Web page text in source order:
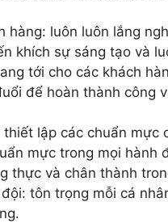
hàng: luôn luôn lắng
khích sự sáng tạo và
tới cho các khách
để hoàn thành công
thiết lập các chuẩn
mực trong mọi hành
thực và chân thành
tôn trọng mỗi cá